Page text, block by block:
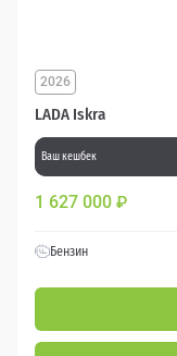
LADA Iskra
2026
Ваш кешбек
1 627 000 ₽
Бензин